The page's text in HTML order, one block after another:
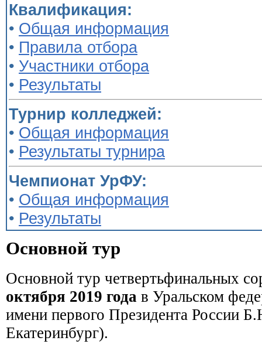
Квалификация:
• Общая информация
• Правила отбора
• Участники отбора
• Результаты
Турнир колледжей:
• Общая информация
• Результаты турнира
Чемпионат УрФУ:
• Общая информация
• Результаты
Основной тур
Основной тур четвертьфинальных
октября 2019 года в Уральском
имени первого Президента России
Екатеринбург).